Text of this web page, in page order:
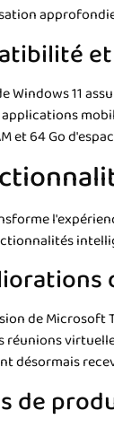
Windows 11
et 64 Go
de Microsoft
réunions
désormais
de